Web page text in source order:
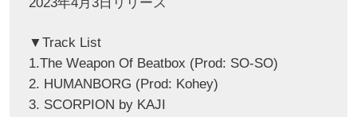
2023年4月3日リリース
▼Track List
1.The Weapon Of Beatbox (Prod: SO-SO)
2. HUMANBORG (Prod: Kohey)
3. SCORPION by KAJI